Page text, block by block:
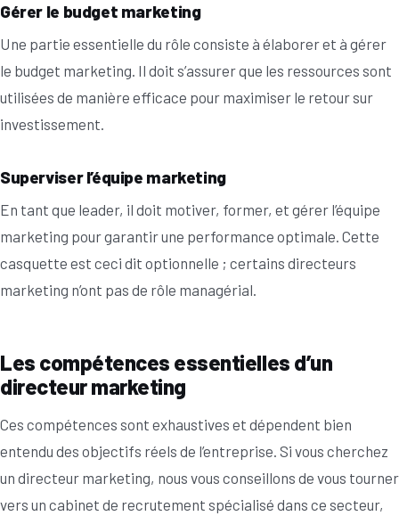
Gérer le budget marketing
Une partie essentielle du rôle consiste à élaborer et à gérer
le budget marketing. Il doit s’assurer que les ressources sont
utilisées de manière efficace pour maximiser le retour sur
investissement.
Superviser l’équipe marketing
En tant que leader, il doit motiver, former, et gérer l’équipe
marketing pour garantir une performance optimale. Cette
casquette est ceci dit optionnelle ; certains directeurs
marketing n’ont pas de rôle managérial.
Les compétences essentielles d’un
directeur marketing
Ces compétences sont exhaustives et dépendent bien
entendu des objectifs réels de l’entreprise. Si vous cherchez
un directeur marketing, nous vous conseillons de vous tourner
vers un cabinet de recrutement spécialisé dans ce secteur,